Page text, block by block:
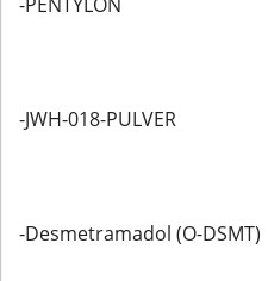
-JWH-018-PULVER
-Desmetramadol (O-DSMT)